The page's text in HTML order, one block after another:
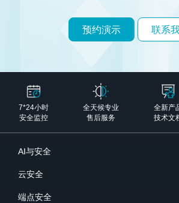
预约演示 联系
7*24小时
安全监控
全天候专业
售后服务
全新产
技术文
AI与安全
云安全
端点安全